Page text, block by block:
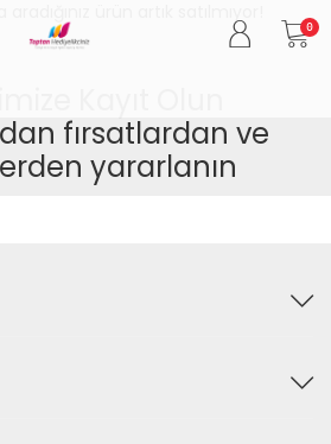
0
fırsatlardan ve
yararlanın